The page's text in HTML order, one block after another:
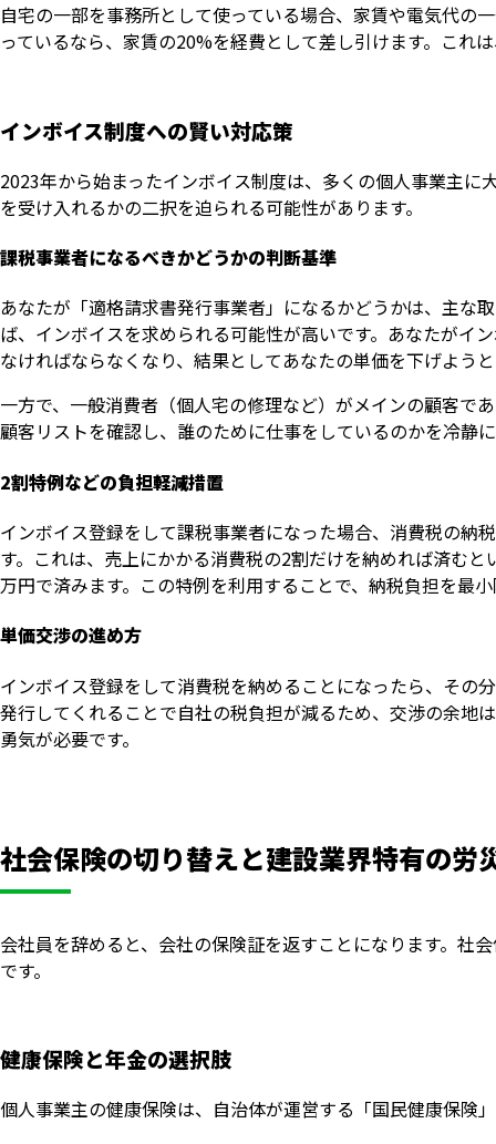
自宅の一部を事務所として使っている場合、家賃や電気代の
っているなら、家賃の20%を経費として差し引けます。これ
インボイス制度への賢い対応策
2023年から始まったインボイス制度は、多くの個人事業主
を受け入れるかの二択を迫られる可能性があります。
課税事業者になるべきかどうかの判断基準
あなたが「適格請求書発行事業者」になるかどうかは、主な
ば、インボイスを求められる可能性が高いです。あなたがイ
なければならなくなり、結果としてあなたの単価を下げよう
一方で、一般消費者（個人宅の修理など）がメインの顧客で
顧客リストを確認し、誰のために仕事をしているのかを冷静
2割特例などの負担軽減措置
インボイス登録をして課税事業者になった場合、消費税の納
す。これは、売上にかかる消費税の2割だけを納めれば済む
万円で済みます。この特例を利用することで、納税負担を最
単価交渉の進め方
インボイス登録をして消費税を納めることになったら、その
発行してくれることで自社の税負担が減るため、交渉の余地
勇気が必要です。
社会保険の切り替えと建設業界特有の労
会社員を辞めると、会社の保険証を返すことになります。社
です。
健康保険と年金の選択肢
個人事業主の健康保険は、自治体が運営する「国民健康保険